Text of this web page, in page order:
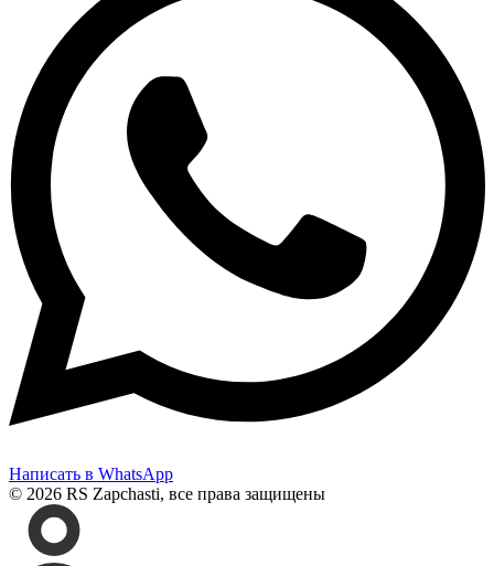
Написать в WhatsApp
© 2026 RS Zapchasti, все права защищены